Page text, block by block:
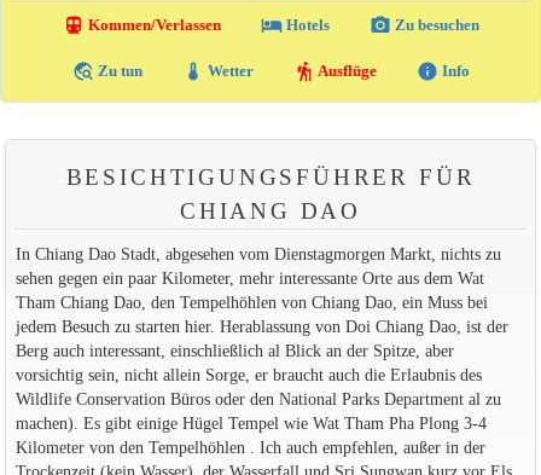
directions_transit Kommen/Verlassen local_hotelHotels photo_camera Zu besuchen
travel_explore Zu tun thermostat Wetter hiking Ausflüge info Info
BESICHTIGUNGSFÜHRER FÜR
CHIANG DAO
In Chiang Dao Stadt, abgesehen vom Dienstagmorgen Markt, nichts zu
sehen gegen ein paar Kilometer, mehr interessante Orte aus dem Wat
Tham Chiang Dao, den Tempelhöhlen von Chiang Dao, ein Muss bei
jedem Besuch zu starten hier. Herablassung von Doi Chiang Dao, ist der
Berg auch interessant, einschließlich al Blick an der Spitze, aber
vorsichtig sein, nicht allein Sorge, er braucht auch die Erlaubnis des
Wildlife Conservation Büros oder den National Parks Department al zu
machen). Es gibt einige Hügel Tempel wie Wat Tham Pha Plong 3-4
Kilometer von den Tempelhöhlen . Ich auch empfehlen, außer in der
Trockenzeit (kein Wasser), der Wasserfall und Sri Sungwan kurz vor Els